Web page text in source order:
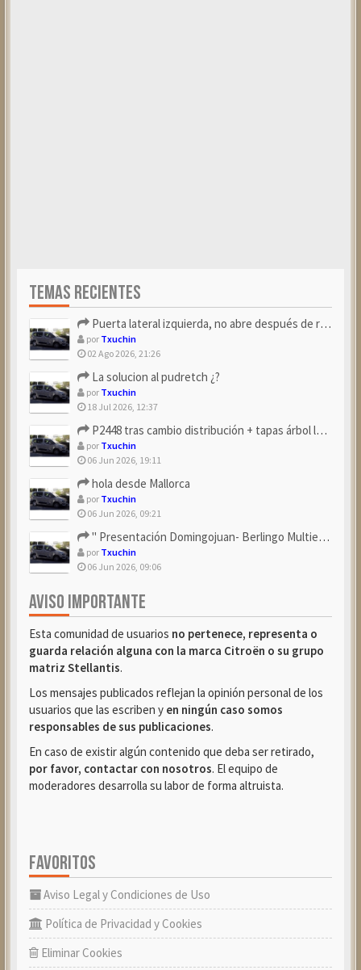
TEMAS RECIENTES
Puerta lateral izquierda, no abre después de repostar.
por Txuchin
02 Ago 2026, 21:26
La solucion al pudretch ¿?
por Txuchin
18 Jul 2026, 12:37
P2448 tras cambio distribución + tapas árbol levas
por Txuchin
06 Jun 2026, 19:11
hola desde Mallorca
por Txuchin
06 Jun 2026, 09:21
" Presentación Domingojuan- Berlingo Multiespace Blue ...
por Txuchin
06 Jun 2026, 09:06
AVISO IMPORTANTE
Esta comunidad de usuarios no pertenece, representa o
guarda relación alguna con la marca Citroën o su grupo
matriz Stellantis.
Los mensajes publicados reflejan la opinión personal de los
usuarios que las escriben y en ningún caso somos
responsables de sus publicaciones.
En caso de existir algún contenido que deba ser retirado,
por favor, contactar con nosotros. El equipo de
moderadores desarrolla su labor de forma altruista.
FAVORITOS
Aviso Legal y Condiciones de Uso
Política de Privacidad y Cookies
Eliminar Cookies